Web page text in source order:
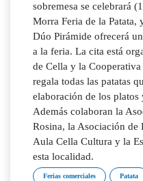
sobremesa se celebrará
Morra Feria de la Patata,
Dúo Pirámide ofrecerá
a la feria. La cita está
de Cella y la
regala todas las patatas
elaboración de los
Además colaboran la
Rosina, la Asociación de
Aula Cella Cultura y la
esta localidad.
Ferias comerciales Patata